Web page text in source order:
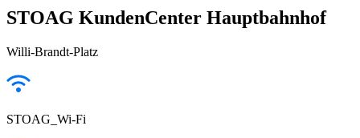
STOAG KundenCenter Hauptbahnhof
Willi-Brandt-Platz
STOAG_Wi-Fi